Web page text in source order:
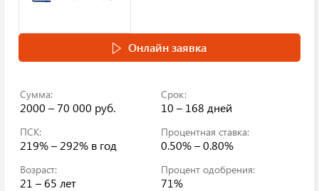
Онлайн заявка
Сумма:
2000 – 70 000 руб.
Срок:
10 – 168 дней
ПСК:
219% – 292% в год
Процентная ставка:
0.50% – 0.80%
Возраст:
21 – 65 лет
Процент одобрения:
71%